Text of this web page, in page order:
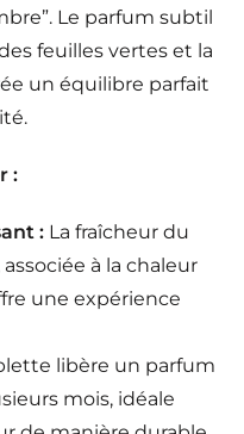
Le parfum subtil
feuilles vertes et la
un équilibre parfait
:
: La fraîcheur du
à la chaleur
une expérience
libère un parfum
mois, idéale